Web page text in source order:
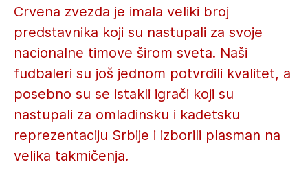
Crvena zvezda je imala veliki broj
predstavnika koji su nastupali za svoje
nacionalne timove širom sveta. Naši
fudbaleri su još jednom potvrdili kvalitet, a
posebno su se istakli igrači koji su
nastupali za omladinsku i kadetsku
reprezentaciju Srbije i izborili plasman na
velika takmičenja.